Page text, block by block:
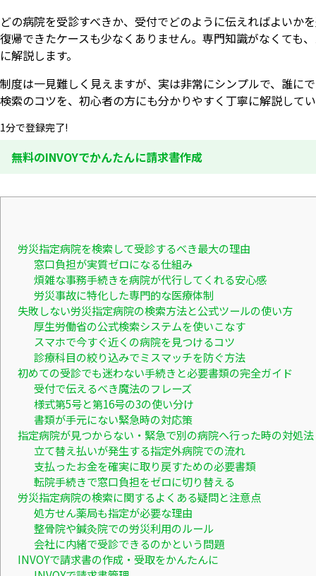
どの病院を受診すべきか、受付でどのように伝えればよいか
復帰できたケースも少なくありません。専門知識がなくても
に解説します。
制度は一見難しく見えますが、実は非常にシンプルで、誰に
検索のコツを、初心者の方にも分かりやすく丁寧に解説して
1分で登録完了!
無料のINVOYでかんたんに請求書作成
労災指定病院を検索して受診するべき最大の理由
窓口負担が実質ゼロになる仕組み
煩雑な事務手続きを病院が代行してくれる安心感
労災事故に特化した専門的な医療体制
失敗しない労災指定病院の検索方法と公式ツールの使い方
厚生労働省の公式検索システムを使いこなす
スマホで今すぐ近くの病院を見つけるコツ
診療科目の絞り込みでミスマッチを防ぐ方法
初めての受診でも迷わない手続きと必要書類の完全ガイド
受付で伝えるべき魔法のフレーズ
様式第5号と第16号の3の使い分け
書類が手元にない緊急時の対応策
指定病院が見つからない・緊急で別の病院へ行った時の対処法
立て替え払いが発生する指定外病院での流れ
支払ったお金を確実に取り戻すための必要書類
転院手続きで窓口負担をゼロに切り替える
労災指定病院の検索に関するよくある疑問と注意点
処方せん薬局も指定が必要な理由
整骨院や鍼灸院での労災利用のルール
会社に内緒で受診できるのかという問題
INVOYで請求書の作成・受取をかんたんに